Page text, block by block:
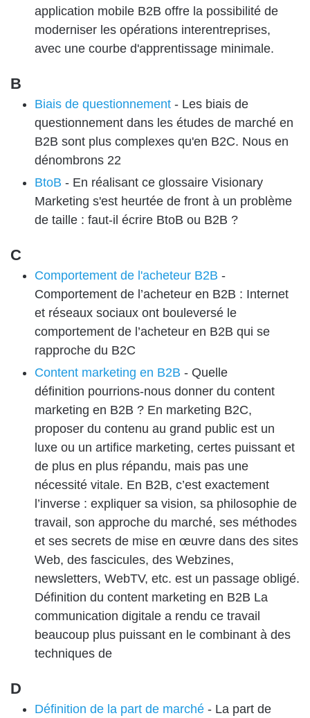
application mobile B2B offre la possibilité de
moderniser les opérations interentreprises,
avec une courbe d'apprentissage minimale.
B
Biais de questionnement - Les biais de
questionnement dans les études de marché en
B2B sont plus complexes qu'en B2C. Nous en
dénombrons 22
BtoB - En réalisant ce glossaire Visionary
Marketing s'est heurtée de front à un problème
de taille : faut-il écrire BtoB ou B2B ?
C
Comportement de l'acheteur B2B -
Comportement de l’acheteur en B2B : Internet
et réseaux sociaux ont bouleversé le
comportement de l’acheteur en B2B qui se
rapproche du B2C
Content marketing en B2B - Quelle
définition pourrions-nous donner du content
marketing en B2B ? En marketing B2C,
proposer du contenu au grand public est un
luxe ou un artifice marketing, certes puissant et
de plus en plus répandu, mais pas une
nécessité vitale. En B2B, c’est exactement
l’inverse : expliquer sa vision, sa philosophie de
travail, son approche du marché, ses méthodes
et ses secrets de mise en œuvre dans des sites
Web, des fascicules, des Webzines,
newsletters, WebTV, etc. est un passage obligé.
Définition du content marketing en B2B La
communication digitale a rendu ce travail
beaucoup plus puissant en le combinant à des
techniques de
D
Définition de la part de marché - La part de